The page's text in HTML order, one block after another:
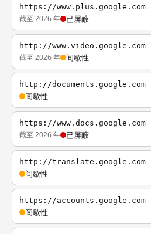
https://www.plus.google.com
截至 2026 年 已屏蔽
http://www.video.google.com
截至 2026 年 间歇性
http://documents.google.com
间歇性
https://www.docs.google.com
截至 2026 年 已屏蔽
http://translate.google.com
间歇性
https://accounts.google.com
间歇性